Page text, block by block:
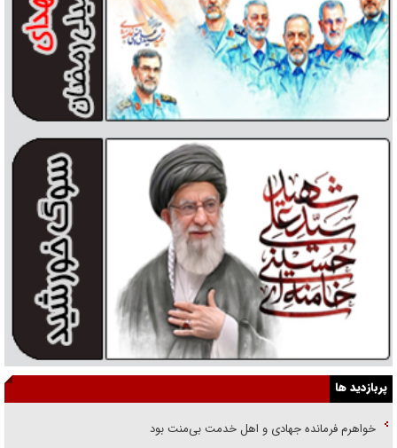
پربازدید ها
خواهرم فرمانده جهادی و اهل خدمت بی‌منت بود